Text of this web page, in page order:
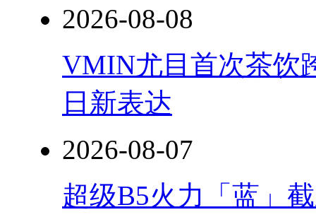
2026-08-08
VMIN尤目首次茶饮
日新表达
2026-08-07
超级B5火力「蓝」